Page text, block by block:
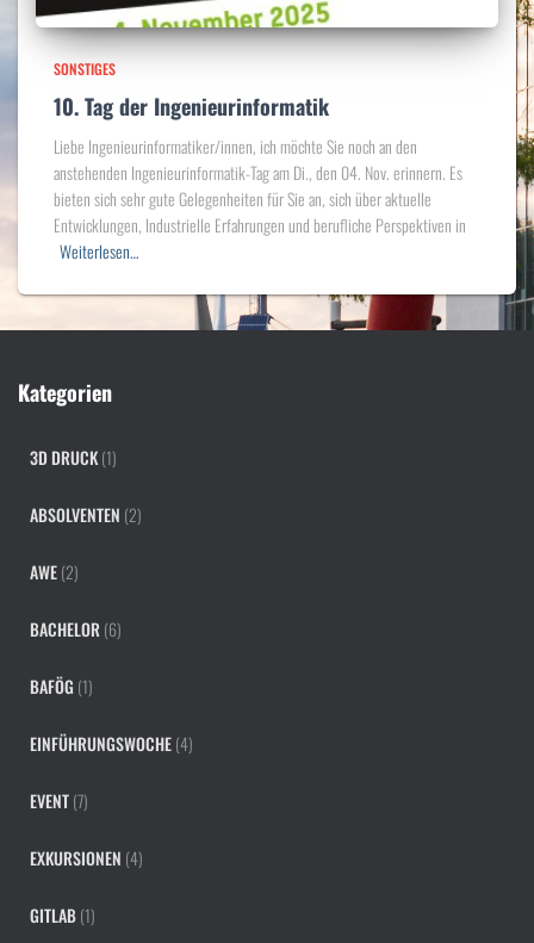
SONSTIGES
10. Tag der Ingenieurinformatik
Liebe Ingenieurinformatiker/innen, ich möchte Sie noch an den
anstehenden Ingenieurinformatik-Tag am Di., den 04. Nov. erinnern. Es
bieten sich sehr gute Gelegenheiten für Sie an, sich über aktuelle
Entwicklungen, Industrielle Erfahrungen und berufliche Perspektiven in
Weiterlesen…
Kategorien
3D DRUCK(1)
ABSOLVENTEN (2)
AWE(2)
BACHELOR (6)
BAFÖG (1)
EINFÜHRUNGSWOCHE(4)
EVENT(7)
EXKURSIONEN (4)
GITLAB(1)